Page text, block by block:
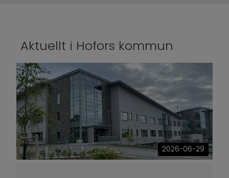
Aktuellt i Hofors kommun
2026-06-29